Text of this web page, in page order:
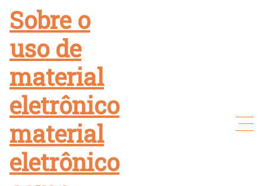
content
Sobre o
uso de
material
eletrônico
material
eletrônico